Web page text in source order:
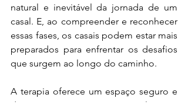
natural e inevitável da jornada de um
casal. E, ao compreender e reconhecer
essas fases, os casais podem estar mais
preparados para enfrentar os desafios
que surgem ao longo do caminho.
A terapia oferece um espaço seguro e
de apoio para os casais explorarem